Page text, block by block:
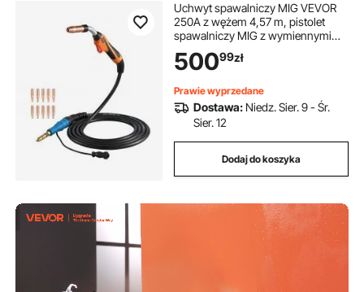
Uchwyt spawalniczy MIG VEVOR
250A z wężem 4,57 m, pistolet
spawalniczy MIG z wymiennymi
dyszami 0,8/0,9 mm, profesjonalne
akcesoria spawalnicze
spawarka łukowa do spawania
gazowego do warsztatu i
przemysłu
50099zł
Prawie wyprzedane
Dostawa: Niedz. Sier. 9 - Śr.
Sier. 12
Dodaj do koszyka